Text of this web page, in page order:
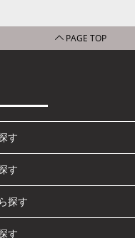
PAGE TOP
す
す
探す
す